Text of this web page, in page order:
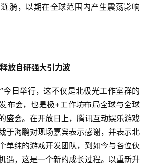
漪，以期在全球范围内产生震荡影响
放自研强大引力波
今日举行，这不仅是北极光工作室群的
布会，也是极+工作坊布局全球与全球
盛会。在开放日上，腾讯互动娱乐游戏
于海鹏对现场嘉宾表示感谢，并表示北
单纯的游戏开发团队，到如今与各位伙
遇，这是一个新的成长过程。以重新升